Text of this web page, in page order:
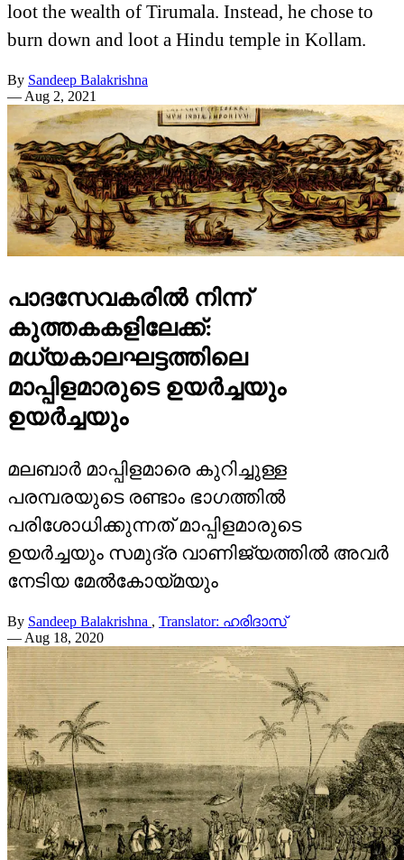
loot the wealth of Tirumala. Instead, he chose to
burn down and loot a Hindu temple in Kollam.
By Sandeep Balakrishna
— Aug 2, 2021
പാദസേവകരിൽ നിന്ന്
കുത്തകകളിലേക്ക്:
മധ്യകാലഘട്ടത്തിലെ
മാപ്പിളമാരുടെ ഉയർച്ചയും
ഉയർച്ചയും
മലബാർ മാപ്പിളമാരെ കുറിച്ചുള്ള
പരമ്പരയുടെ രണ്ടാം ഭാഗത്തിൽ
പരിശോധിക്കുന്നത് മാപ്പിളമാരുടെ
ഉയർച്ചയും സമുദ്ര വാണിജ്യത്തിൽ അവർ
നേടിയ മേൽകോയ്മയും
By Sandeep Balakrishna , Translator: ഹരിദാസ്
— Aug 18, 2020